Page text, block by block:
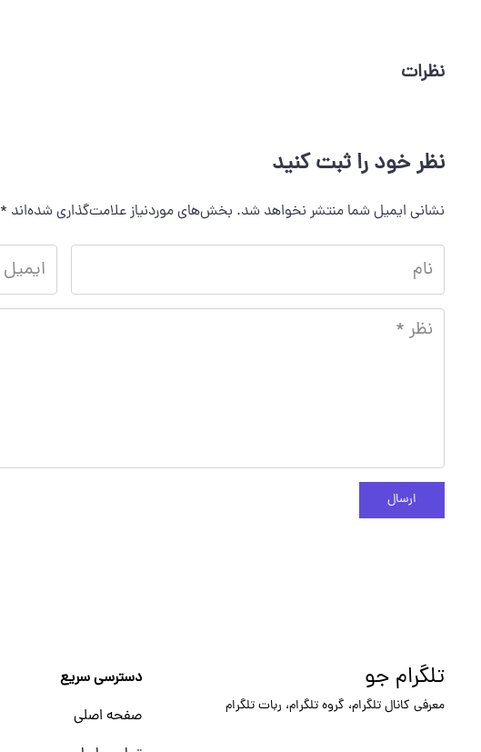
نظرات
نظر خود را ثبت کنید
نشانی ایمیل شما منتشر نخواهد شد. بخش‌های موردنیاز علامت‌گذاری شده‌اند *
ارسال
دسترسی سریع
صفحه اصلی
تلگرام جو
معرفی کانال تلگرام، گروه تلگرام، ربات تلگرام